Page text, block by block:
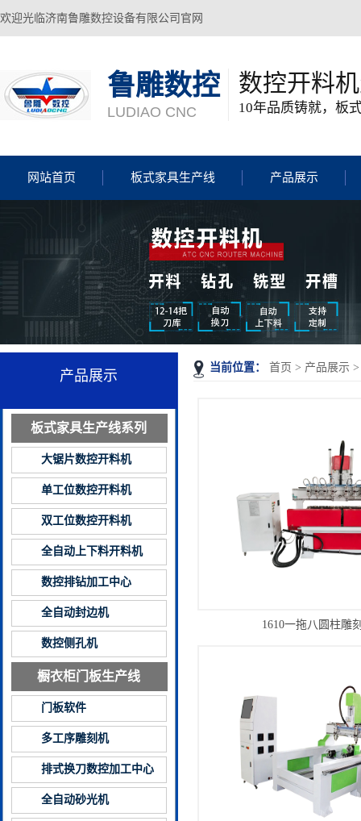
欢迎光临济南鲁雕数控设备有限公司官网
鲁雕数控
LUDIAO CNC
数控开料
10年品质铸就，板
网站首页 板式家具生产线 产品展示
当前位置： 首页 > 产品展示
1610一拖八圆柱雕
产品展示
板式家具生产线系列
大锯片数控开料机
单工位数控开料机
双工位数控开料机
全自动上下料开料机
数控排钻加工中心
全自动封边机
数控侧孔机
橱衣柜门板生产线
门板软件
多工序雕刻机
排式换刀数控加工中心
全自动砂光机